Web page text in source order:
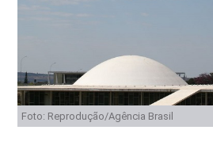
Foto: Reprodução/Agência Brasil